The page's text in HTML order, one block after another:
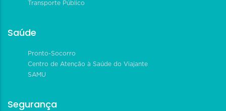
Transporte Público
Saúde
Pronto-Socorro
Centro de Atenção à Saúde do Viajante
SAMU
Segurança